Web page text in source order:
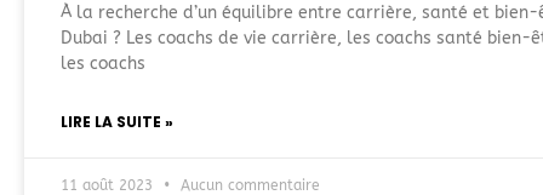
À la recherche d’un équilibre entre carrière, santé et
Dubai ? Les coachs de vie carrière, les coachs santé bien-
les coachs
LIRE LA SUITE »
11 août 2023 Aucun commentaire